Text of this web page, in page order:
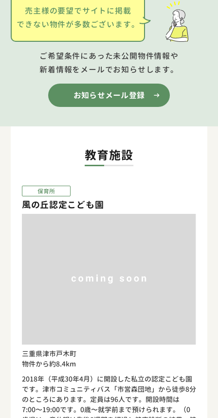
売主様の要望でサイトに掲載
できない物件が多数ございます。
ご希望条件にあった未公開物件情報や
新着情報をメールでお知らせします。
お知らせメール登録
教育施設
保育所
風の丘認定こども園
三重県津市戸木町
物件から約8.4km
2018年（平成30年4月）に開設した私立の認定こども園
です。津市コミュニティバス「市営森団地」から徒歩8分
のところにあります。定員は96人です。開設時間は
7:00〜19:00です。0歳〜就学前まで預けられます。（0